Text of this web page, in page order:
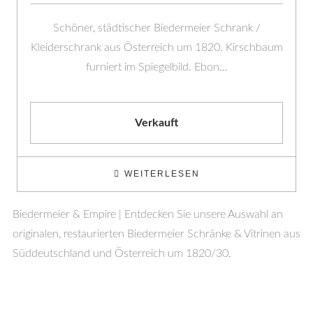
Schöner, städtischer Biedermeier Schrank /
Kleiderschrank aus Österreich um 1820. Kirschbaum
furniert im Spiegelbild. Ebon…
Verkauft
WEITERLESEN
Biedermeier & Empire | Entdecken Sie unsere Auswahl an
originalen, restaurierten Biedermeier Schränke & Vitrinen aus
Süddeutschland und Österreich um 1820/30.